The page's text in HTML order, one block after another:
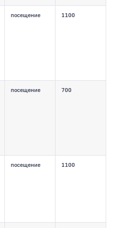
посещение 1100
посещение 700
посещение 1100